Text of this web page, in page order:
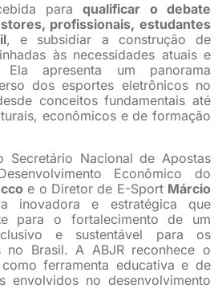
paraqualificar o debate
profissionais, estudantes
, e subsidiar a construção de
às necessidades atuais e
apresenta um panorama
dos esportes eletrônicos no
conceitos fundamentais até
econômicos e de formação
Secretário Nacional de Apostas
Econômico do
e o Diretor de E-Sport Márcio
inovadora e estratégica que
para o fortalecimento de um
e sustentável para os
no Brasil. A ABJR reconhece o
ferramenta educativa e de
envolvidos no desenvolvimento